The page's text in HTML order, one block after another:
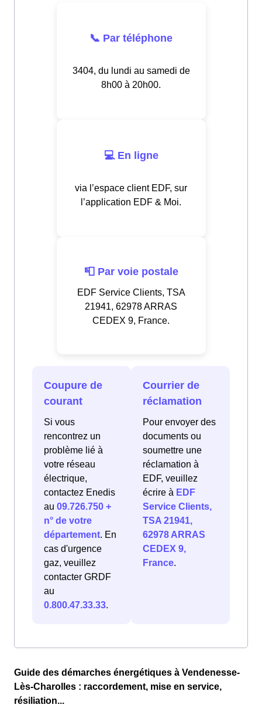
📞 Par téléphone
3404, du lundi au samedi de
8h00 à 20h00.
💻 En ligne
via l’espace client EDF, sur
l’application EDF & Moi.
📮 Par voie postale
EDF Service Clients, TSA
21941, 62978 ARRAS
CEDEX 9, France.
Coupure de
courant
Si vous
rencontrez un
problème lié à
votre réseau
électrique,
contactez Enedis
au 09.726.750 +
n° de votre
département. En
cas d'urgence
gaz, veuillez
contacter GRDF
au
0.800.47.33.33.
Courrier de
réclamation
Pour envoyer des
documents ou
soumettre une
réclamation à
EDF, veuillez
écrire à EDF
Service Clients,
TSA 21941,
62978 ARRAS
CEDEX 9,
France.
Guide des démarches énergétiques à Vendenesse-
Lès-Charolles : raccordement, mise en service,
résiliation...